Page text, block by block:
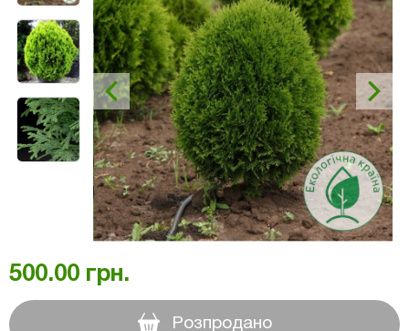
500.00 грн.
Розпродано